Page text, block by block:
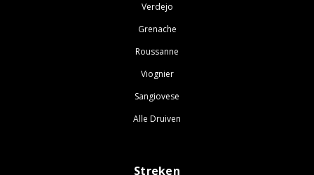
Verdejo
Grenache
Roussanne
Viognier
Sangiovese
Alle Druiven
Streken